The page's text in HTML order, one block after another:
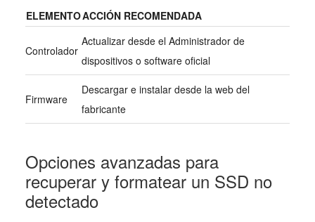
ELEMENTOACCIÓN RECOMENDADA
Controlador
Actualizar desde el Administrador de
dispositivos o software oficial
Firmware
Descargar e instalar desde la web del
fabricante
Opciones avanzadas para
recuperar y formatear un SSD no
detectado